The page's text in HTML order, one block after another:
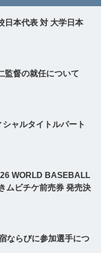
日本代表 対 大学日本
監督の就任について
ャルタイトルパート
WORLD BASEBALL
ムビチケ前売券 発売決
ならびに参加選手につ